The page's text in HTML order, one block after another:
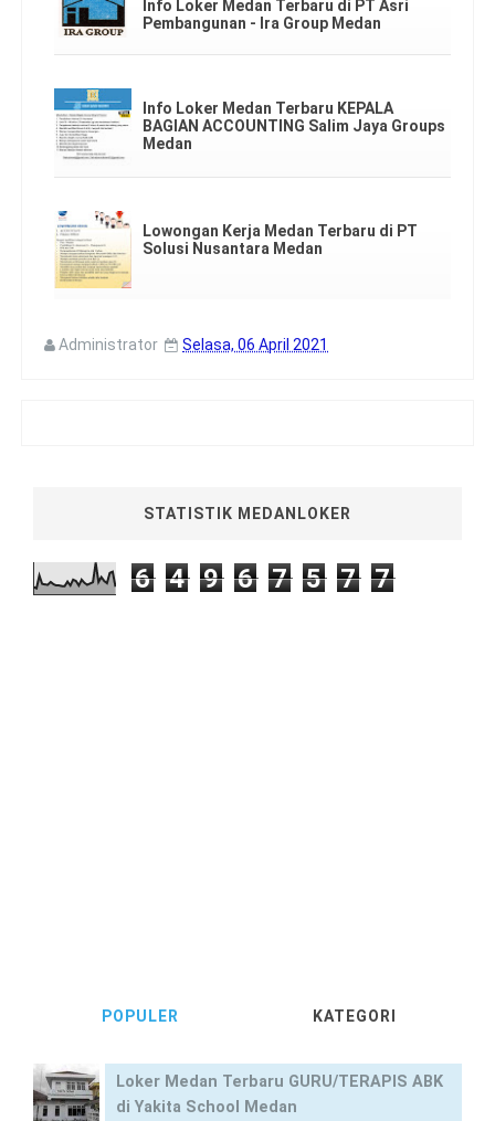
Info Loker Medan Terbaru di PT Asri
Pembangunan - Ira Group Medan
Info Loker Medan Terbaru KEPALA
BAGIAN ACCOUNTING Salim Jaya Groups
Medan
Lowongan Kerja Medan Terbaru di PT
Solusi Nusantara Medan
Administrator Selasa, 06 April 2021
STATISTIK MEDANLOKER
6 4 9 6 7 5 7 7
POPULER KATEGORI
Loker Medan Terbaru GURU/TERAPIS ABK
di Yakita School Medan